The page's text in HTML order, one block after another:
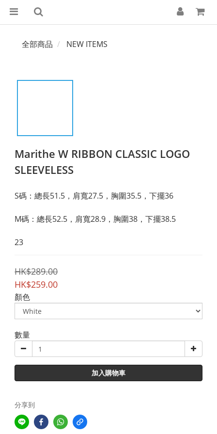
全部商品 NEW ITEMS
Marithe W RIBBON CLASSIC LOGO
SLEEVELESS
S碼：總長51.5，肩寬27.5，胸圍35.5，下擺36
M碼：總長52.5，肩寬28.9，胸圍38，下擺38.5
23
HK$289.00
HK$259.00
顏色
數量
加入購物車
分享到